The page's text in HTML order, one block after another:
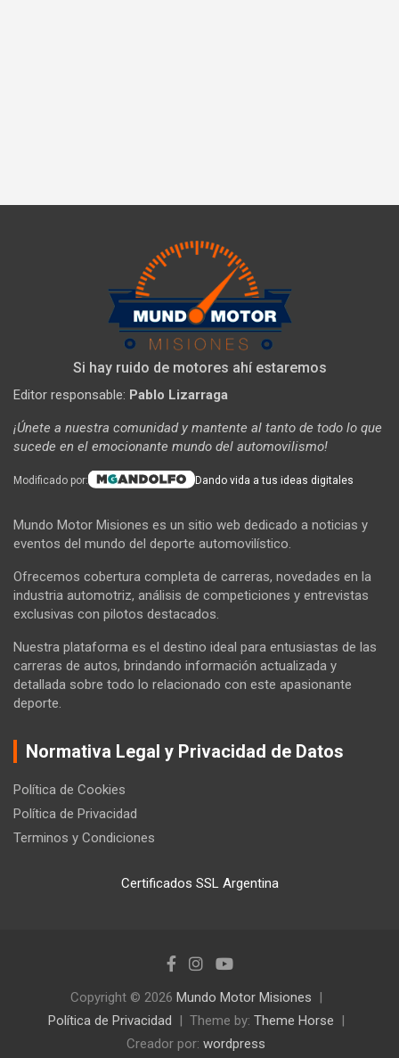
Si hay ruido de motores ahí estaremos
Editor responsable: Pablo Lizarraga
¡Únete a nuestra comunidad y mantente al tanto de todo lo que
sucede en el emocionante mundo del automovilismo!
Modificado por: Dando vida a tus ideas digitales
Mundo Motor Misiones es un sitio web dedicado a noticias y
eventos del mundo del deporte automovilístico.
Ofrecemos cobertura completa de carreras, novedades en la
industria automotriz, análisis de competiciones y entrevistas
exclusivas con pilotos destacados.
Nuestra plataforma es el destino ideal para entusiastas de las
carreras de autos, brindando información actualizada y
detallada sobre todo lo relacionado con este apasionante
deporte.
Normativa Legal y Privacidad de Datos
Política de Cookies
Política de Privacidad
Terminos y Condiciones
Certificados SSL Argentina
Copyright © 2026 Mundo Motor Misiones
Política de Privacidad
Theme by: Theme Horse
Creador por: wordpress